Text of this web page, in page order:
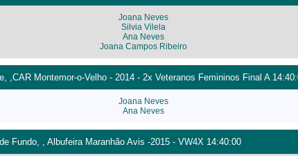
Joana Neves
Silvia Vilela
Ana Neves
Joana Campos Ribeiro
,CAR Montemor-o-Velho - 2014 - 2x Veteranos Femininos Final A
Joana Neves
Ana Neves
Fundo, , Albufeira Maranhão Avis -2015 - VW4X 14:40:00